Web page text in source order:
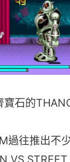
VS
括1995年推
2基板遊戲
英雄及奸角
等，沒有
石」就會增